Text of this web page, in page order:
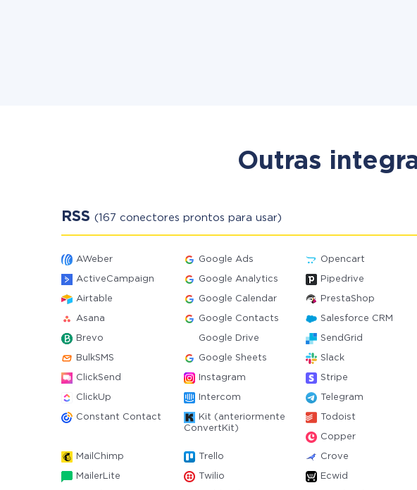
Outras
RSS (167 conectores prontos para usar)
AWeber Google Ads Opencart
ActiveCampaign Google Analytics Pipedrive
Airtable Google Calendar PrestaShop
Asana Google Contacts Salesforce CRM
Brevo Google Drive SendGrid
BulkSMS Google Sheets Slack
ClickSend Instagram Stripe
ClickUp Intercom Telegram
Constant Contact
Kit (anteriormente
ConvertKit)
Todoist
Copper
MailChimp Trello Crove
MailerLite Twilio Ecwid